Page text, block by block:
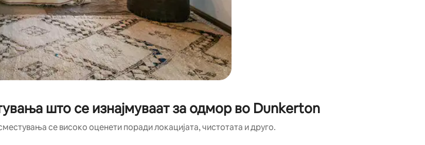
што се изнајмуваат за одмор во Dunkerton
се високо оценети поради локацијата, чистотата и друго.